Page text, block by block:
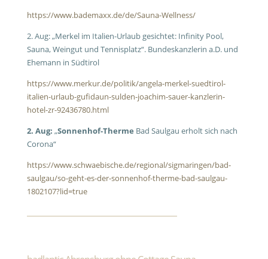
https://www.bademaxx.de/de/Sauna-Wellness/
2. Aug: „Merkel im Italien-Urlaub gesichtet: Infinity Pool,
Sauna, Weingut und Tennisplatz“. Bundeskanzlerin a.D. und
Ehemann in Südtirol
https://www.merkur.de/politik/angela-merkel-suedtirol-
italien-urlaub-gufidaun-sulden-joachim-sauer-kanzlerin-
hotel-zr-92436780.html
2. Aug: „Sonnenhof-Therme Bad Saulgau erholt sich nach
Corona“
https://www.schwaebische.de/regional/sigmaringen/bad-
saulgau/so-geht-es-der-sonnenhof-therme-bad-saulgau-
1802107?lid=true